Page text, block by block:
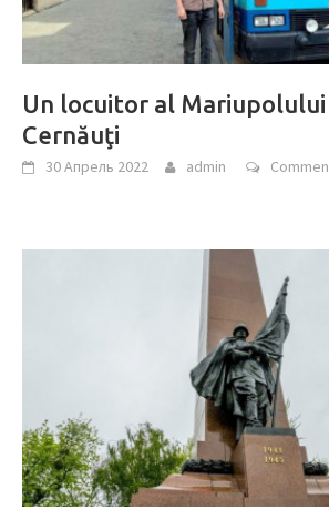
Un locuitor al
Cernăuţi
30 Апрель 2022 admin